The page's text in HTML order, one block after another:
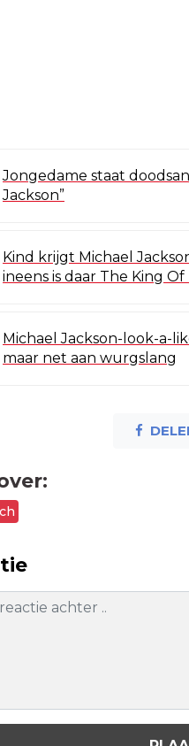
Jongedame staat
Jackson”
Kind krijgt Michael
ineens is daar The King Of
Michael Jackson-look-a-
maar net aan wurgslang